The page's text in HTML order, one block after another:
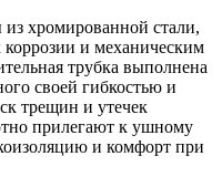
хромированной стали,
коррозии и механическим
трубка выполнена
своей гибкостью и
трещин и утечек
прилегают к ушному
и комфорт при